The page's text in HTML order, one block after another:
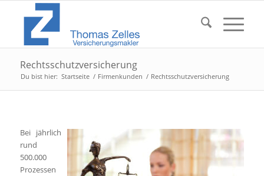
Rechtsschutzversicherung
Du bist hier: Startseite / Firmenkunden / Rechtsschutzversicherung
Bei jährlich
rund
500.000
Prozessen